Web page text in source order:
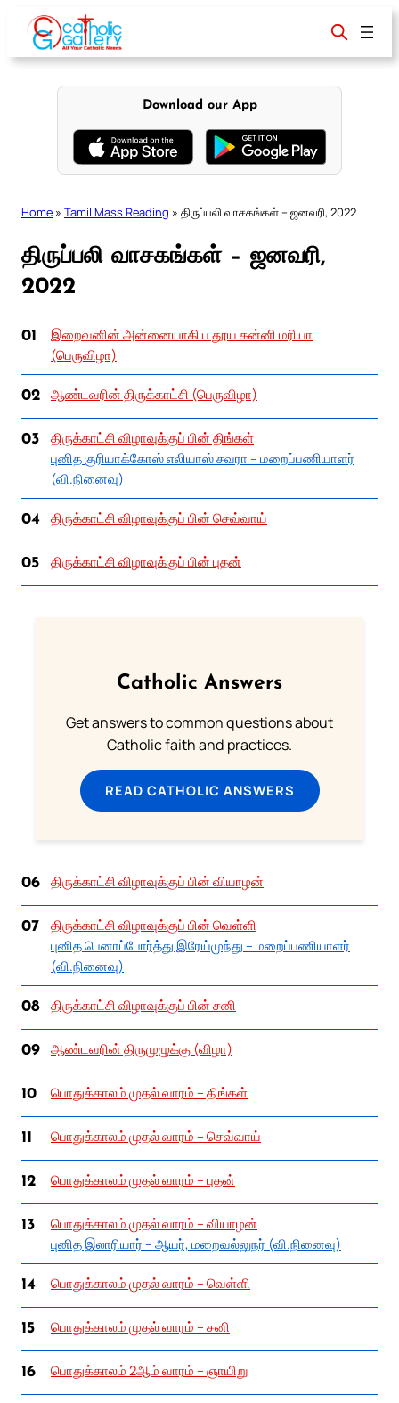
content
Download our App
Home » Tamil Mass Reading » திருப்பலி வாசகங்கள் – ஜனவரி, 2022
திருப்பலி வாசகங்கள் – ஜனவரி,
2022
01
இறைவனின் அன்னையாகிய தூய கன்னி மரியா
(பெருவிழா)
02 ஆண்டவரின் திருக்காட்சி (பெருவிழா)
03
திருக்காட்சி விழாவுக்குப் பின் திங்கள்
புனித குரியாக்கோஸ் எலியாஸ் சவரா – மறைப்பணியாளர்
(வி.நினைவு)
04 திருக்காட்சி விழாவுக்குப் பின் செவ்வாய்
05 திருக்காட்சி விழாவுக்குப் பின் புதன்
Catholic Answers
Get answers to common questions about
Catholic faith and practices.
READ CATHOLIC ANSWERS
06 திருக்காட்சி விழாவுக்குப் பின் வியாழன்
07
திருக்காட்சி விழாவுக்குப் பின் வெள்ளி
புனித பெனாப்போர்த்து இரேய்முந்து – மறைப்பணியாளர்
(வி.நினைவு)
08 திருக்காட்சி விழாவுக்குப் பின் சனி
09 ஆண்டவரின் திருமுழுக்கு (விழா)
10 பொதுக்காலம் முதல் வாரம் – திங்கள்
11 பொதுக்காலம் முதல் வாரம் – செவ்வாய்
12 பொதுக்காலம் முதல் வாரம் – புதன்
13
பொதுக்காலம் முதல் வாரம் – வியாழன்
புனித இலாரியார் – ஆயர், மறைவல்லுநர் (வி.நினைவு)
14 பொதுக்காலம் முதல் வாரம் – வெள்ளி
15 பொதுக்காலம் முதல் வாரம் – சனி
16 பொதுக்காலம் 2ஆம் வாரம் – ஞாயிறு